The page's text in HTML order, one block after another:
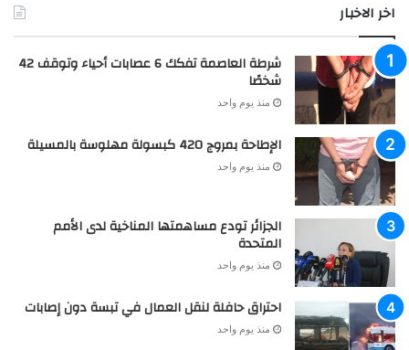
اخر الاخبار
شرطة العاصمة تفكك 6 عصابات أحياء وتوقف 42
شخصًا
منذ يوم واحد
الإطاحة بمروج 420 كبسولة مهلوسة بالمسيلة
منذ يوم واحد
الجزائر تودع مساهمتها المناخية لدى الأمم
المتحدة
منذ يوم واحد
احتراق حافلة لنقل العمال في تبسة دون إصابات
منذ يوم واحد